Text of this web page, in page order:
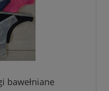
bawełniane